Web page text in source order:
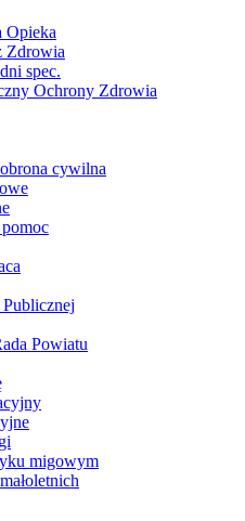
Opieka
Zdrowia
spec.
Ochrony Zdrowia
cywilna
Powiatu
migowym